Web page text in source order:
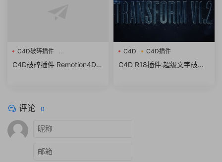
C4D破碎插件
Remotion4D GeoBreaker
C4D破碎插件 Remotion4D G
C4D C4D插件
C4D R18插件:超级文字破碎
评论 0